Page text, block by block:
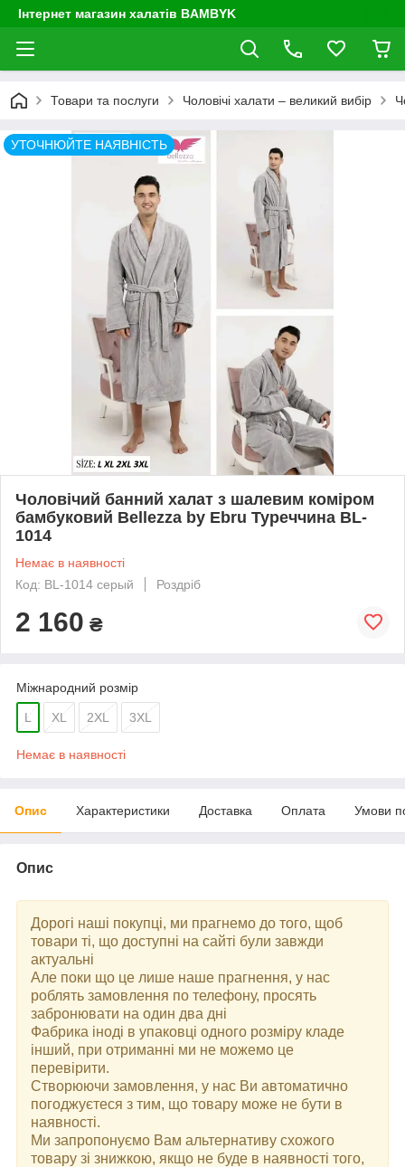
Інтернет магазин халатів BAMBYK
Товари та послуги Чоловічі халати – великий вибір
УТОЧНЮЙТЕ НАЯВНІСТЬ
Чоловічий банний халат з шалевим коміром
бамбуковий Bellezza by Ebru Туреччина BL-
1014
Немає в наявності
Код: BL-1014 серый
Роздріб
2 160 ₴
Міжнародний розмір
L XL 2XL 3XL
Немає в наявності
Опис Характеристики Доставка Оплата Умови
Опис
Дорогі наші покупці, ми прагнемо до того, щоб
товари ті, що доступні на сайті були завжди
актуальні
Але поки що це лише наше прагнення, у нас
роблять замовлення по телефону, просять
забронювати на один два дні
Фабрика іноді в упаковці одного розміру кладе
інший, при отриманні ми не можемо це
перевірити.
Створюючи замовлення, у нас Ви автоматично
погоджуєтеся з тим, що товару може не бути в
наявності.
Ми запропонуємо Вам альтернативу схожого
товару зі знижкою, якщо не буде в наявності того,